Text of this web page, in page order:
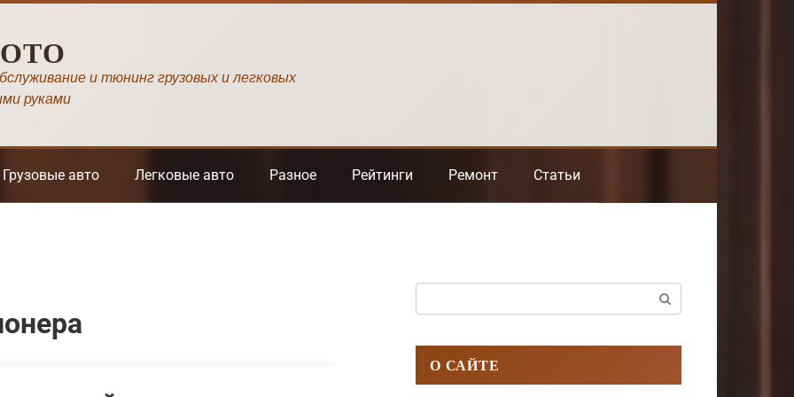
и тюнинг грузовых и легковых
руками
Грузовые авто Легковые авто Разное Рейтинги Ремонт Статьи
О САЙТЕ